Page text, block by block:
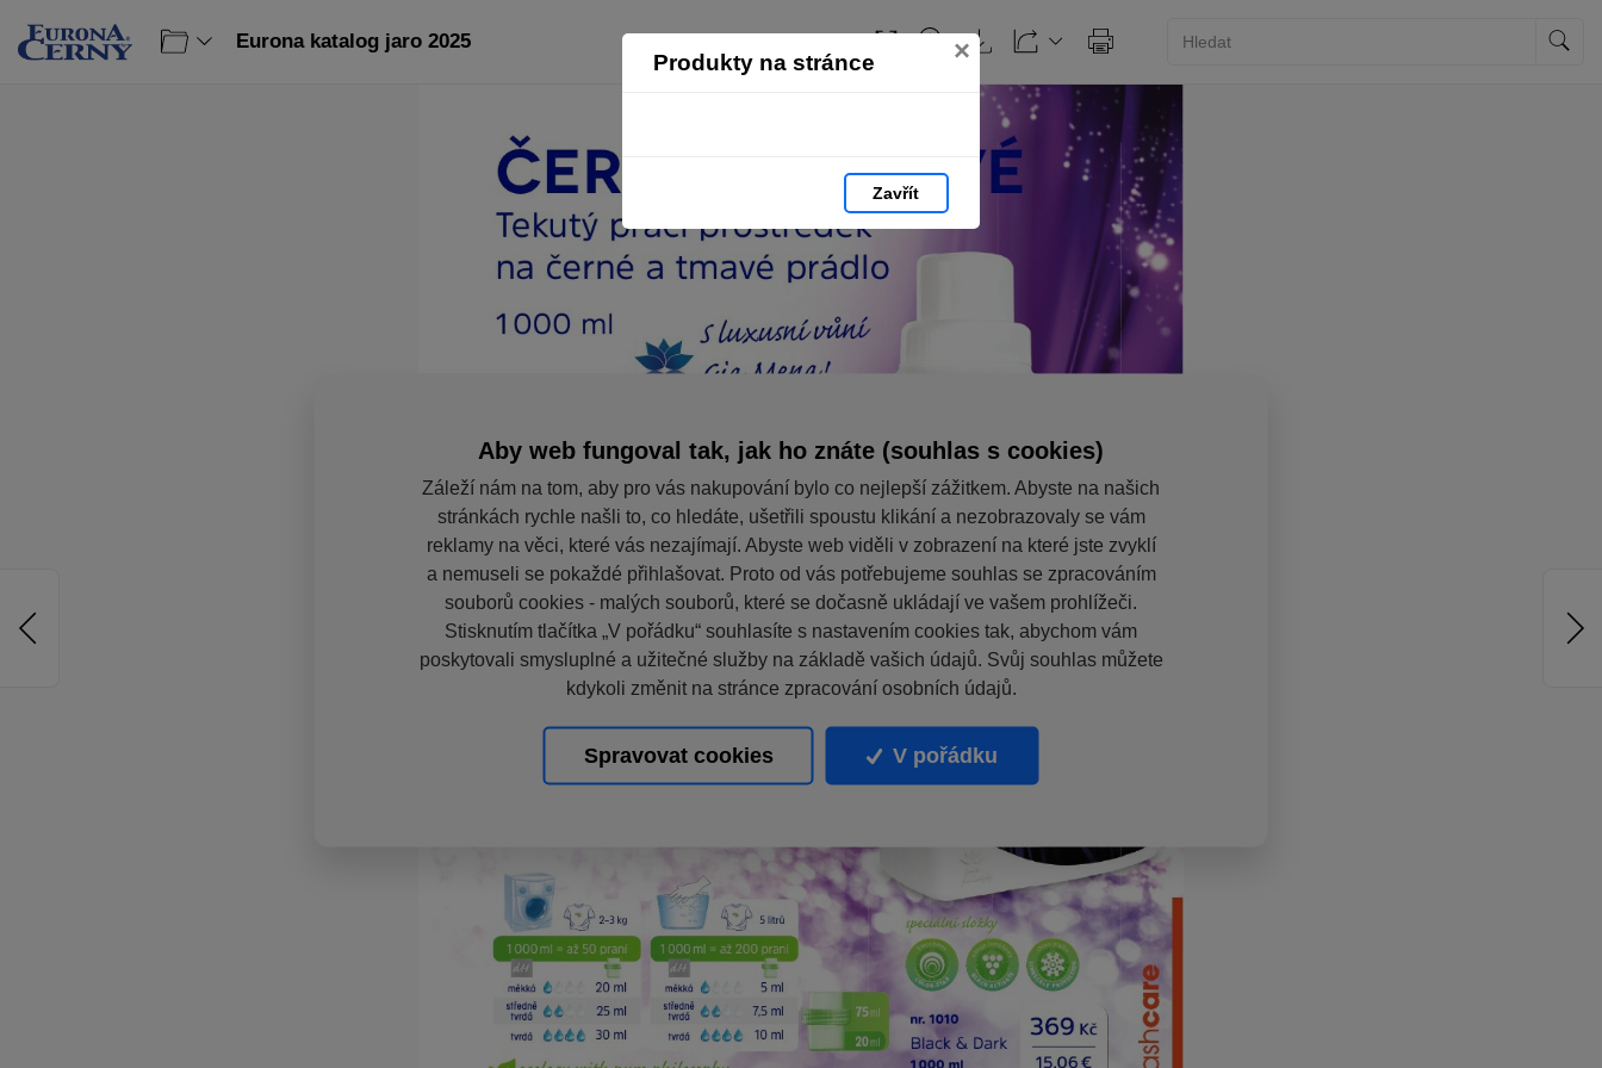
Produkty na stránce ×
Zavřít
Eurona katalog jaro 2025
Aby web fungoval tak, jak ho znáte (souhlas s cookies)
Záleží nám na tom, aby pro vás nakupování bylo co nejlepší zážitkem. Abyste na našich
stránkách rychle našli to, co hledáte, ušetřili spoustu klikání a nezobrazovaly se vám
reklamy na věci, které vás nezajímají. Abyste web viděli v zobrazení na které jste zvyklí
a nemuseli se pokaždé přihlašovat. Proto od vás potřebujeme souhlas se zpracováním
souborů cookies - malých souborů, které se dočasně ukládají ve vašem prohlížeči.
Stisknutím tlačítka „V pořádku“ souhlasíte s nastavením cookies tak, abychom vám
poskytovali smysluplné a užitečné služby na základě vašich údajů. Svůj souhlas můžete
kdykoli změnit na stránce zpracování osobních údajů.
Spravovat cookies V pořádku